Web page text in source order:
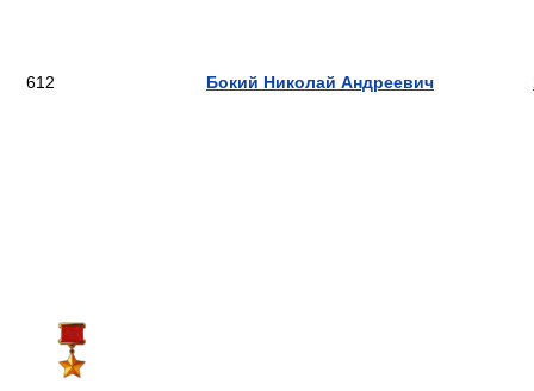
612 Бокий Николай Андреевич